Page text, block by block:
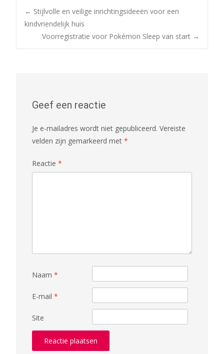
Bericht
navigatie
← Stijlvolle en veilige inrichtingsideeën voor een
kindvriendelijk huis
Voorregistratie voor Pokémon Sleep van start →
Geef een reactie
Je e-mailadres wordt niet gepubliceerd. Vereiste
velden zijn gemarkeerd met *
Reactie *
Naam *
E-mail *
Site